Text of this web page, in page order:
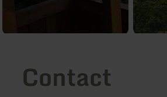
Contact